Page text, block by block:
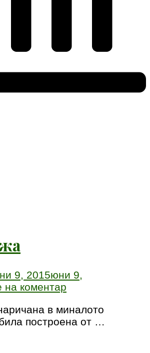
9, 2015юни 9,
на коментар
Тъжа
в миналото
построена от …